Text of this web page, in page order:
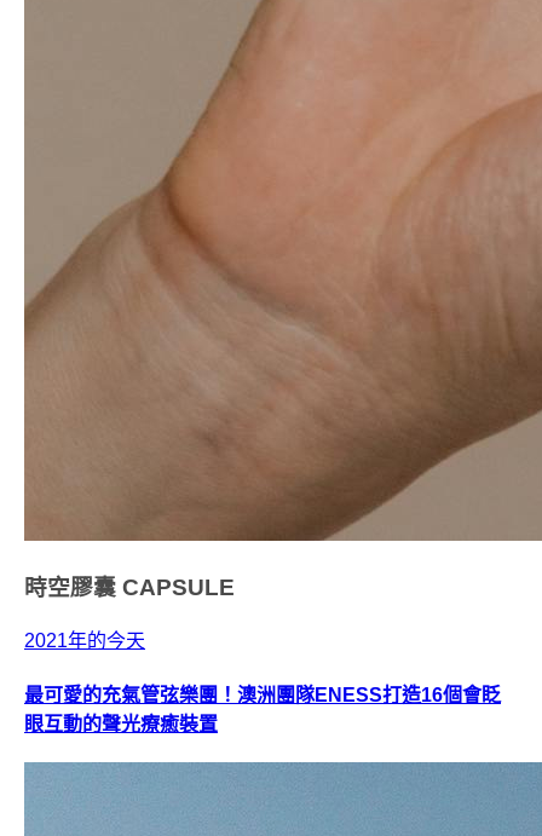
時空膠囊 CAPSULE
2021年的今天
最可愛的充氣管弦樂團！澳洲團隊ENESS打造16個會眨
眼互動的聲光療癒裝置